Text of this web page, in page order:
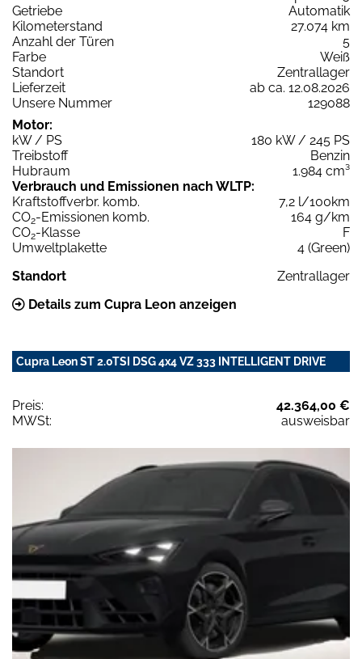
Getriebe
Automatik
Kilometerstand
27.074 km
Anzahl der Türen
5
Farbe
Weiß
Standort
Zentrallager
Lieferzeit
ab ca. 12.08.2026
Unsere Nummer
129088
Motor:
kW / PS
180 kW / 245 PS
Treibstoff
Benzin
Hubraum
1.984 cm³
Verbrauch und Emissionen nach WLTP:
Kraftstoffverbr. komb.
7,2 l/100km
CO2-Emissionen komb.
164 g/km
CO2-Klasse
F
Umweltplakette
4 (Green)
Standort
Zentrallager
Details zum Cupra Leon anzeigen
Cupra Leon ST 2.0TSI DSG 4x4 VZ 333 INTELLIGENT DRIVE
Preis:
42.364,00 €
MWSt:
ausweisbar